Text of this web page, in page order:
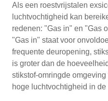
Als een roestvrijstalen
luchtvochtigheid kan
redenen: "Gas in" en "Gas
"Gas in" staat voor
frequente deuropening,
is groter dan de
stikstof-omringde
hoge luchtvochtigheid in de